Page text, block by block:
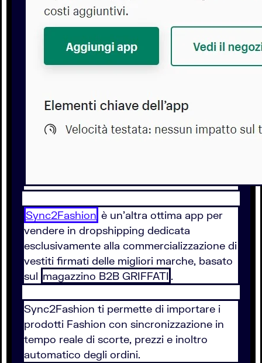
Sync2Fashion è un'altra ottima app per
vendere in dropshipping dedicata
esclusivamente alla commercializzazione di
vestiti firmati delle migliori marche, basato
sul magazzino B2B GRIFFATI .
Sync2Fashion ti permette di importare i
prodotti Fashion con sincronizzazione in
tempo reale di scorte, prezzi e inoltro
automatico degli ordini.